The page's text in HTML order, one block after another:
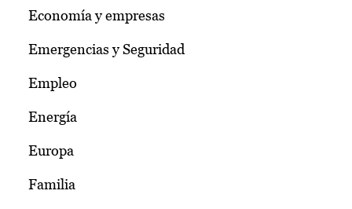
Economía y empresas
Emergencias y Seguridad
Empleo
Energía
Europa
Familia